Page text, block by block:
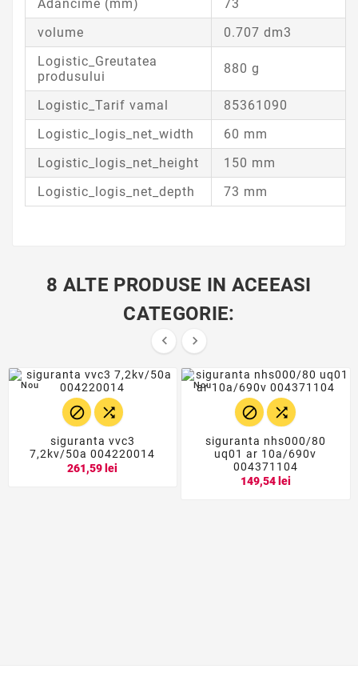
Adâncime (mm)
73
volume
0.707 dm3
Logistic_Greutatea
produsului
880 g
Logistic_Tarif vamal
85361090
Logistic_logis_net_width
60 mm
Logistic_logis_net_height
150 mm
Logistic_logis_net_depth
73 mm
8 ALTE PRODUSE IN ACEEASI
CATEGORIE:
 
Nou
 
siguranta vvc3
7,2kv/50a 004220014
261,59 lei
Nou
 
siguranta nhs000/80
uq01 ar 10a/690v
004371104
149,54 lei